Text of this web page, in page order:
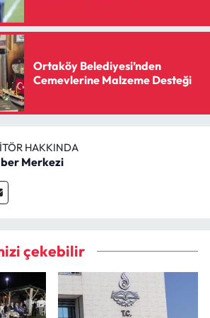
Ortaköy Belediyesi’nden
Cemevlerine Malzeme Desteği
HAKKINDA
Merkezi
çekebilir